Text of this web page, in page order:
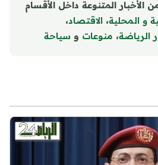
المتنوعة داخل الأقسام
و المحلية، الاقتصاد،
الرياضة، منوعات و سياحة